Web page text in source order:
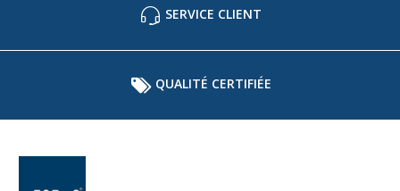
SERVICE CLIENT
QUALITÉ CERTIFIÉE